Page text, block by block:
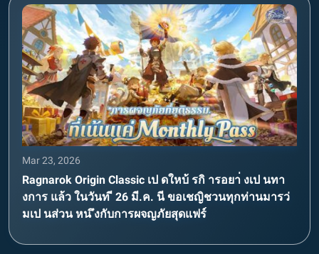
Mar 23, 2026
Ragnarok Origin Classic เป ดใหบ้ รกิ ารอยา่ งเป นทา
งการ แล้ว ในวันท ี 26 มี.ค. นี ขอเชญิชวนทุกท่านมารว่
มเป นส่วน หน ึงกับการผจญภัยสุดแฟร์